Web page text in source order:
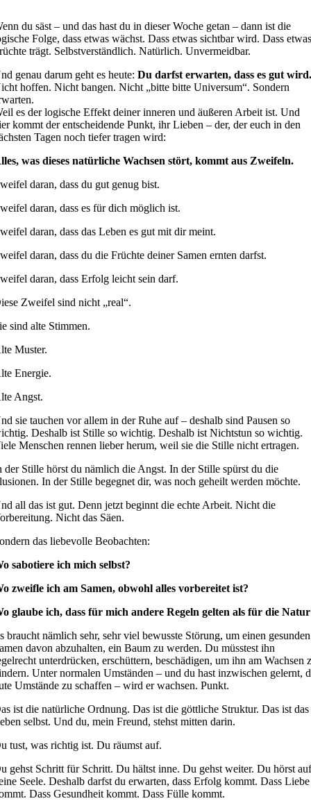
du säst – und das hast du in dieser Woche getan – dann ist die
Folge, dass etwas wächst. Dass etwas sichtbar wird. Dass
trägt. Selbstverständlich. Natürlich. Unvermeidbar.
genau darum geht es heute:Du darfst erwarten, dass es gut
hoffen. Nicht bangen. Nicht „bitte bitte Universum“. Sondern
es der logische Effekt deiner inneren und äußeren Arbeit ist. Und
kommt der entscheidende Punkt, ihr Lieben – der, der euch in den
Tagen noch tiefer tragen wird:
was dieses natürliche Wachsen stört, kommt aus Zweifeln.
daran, dass du gut genug bist.
daran, dass es für dich möglich ist.
daran, dass das Leben es gut mit dir meint.
daran, dass du die Früchte deiner Samen ernten darfst.
daran, dass Erfolg leicht sein darf.
Zweifel sind nicht „real“.
sind alte Stimmen.
Muster.
Energie.
Angst.
sie tauchen vor allem in der Ruhe auf – deshalb sind Pausen so
Deshalb ist Stille so wichtig. Deshalb ist Nichtstun so wichtig.
Menschen rennen lieber herum, weil sie die Stille nicht ertragen.
der Stille hörst du nämlich die Angst. In der Stille spürst du die
In der Stille begegnet dir, was noch geheilt werden möchte.
all das ist gut. Denn jetzt beginnt die echte Arbeit. Nicht die
Nicht das Säen.
das liebevolle Beobachten:
sabotiere ich mich selbst?
zweifle ich am Samen, obwohl alles vorbereitet ist?
glaube ich, dass für mich andere Regeln gelten als für die
braucht nämlich sehr, sehr viel bewusste Störung, um einen gesunden
davon abzuhalten, ein Baum zu werden. Du müsstest ihn
unterdrücken, erschüttern, beschädigen, um ihn am Wachsen
Unter normalen Umständen – und du hast inzwischen gelernt,
Umstände zu schaffen – wird er wachsen. Punkt.
ist die natürliche Ordnung. Das ist die göttliche Struktur. Das ist das
selbst. Und du, mein Freund, stehst mitten darin.
tust, was richtig ist. Du räumst auf.
gehst Schritt für Schritt. Du hältst inne. Du gehst weiter. Du hörst
Seele. Deshalb darfst du erwarten, dass Erfolg kommt. Dass Liebe
Dass Gesundheit kommt. Dass Fülle kommt.